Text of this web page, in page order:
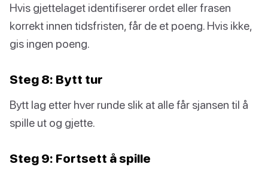
Hvis gjettelaget identifiserer ordet eller frasen
korrekt innen tidsfristen, får de et poeng. Hvis ikke,
gis ingen poeng.
Steg 8: Bytt tur
Bytt lag etter hver runde slik at alle får sjansen til å
spille ut og gjette.
Steg 9: Fortsett å spille